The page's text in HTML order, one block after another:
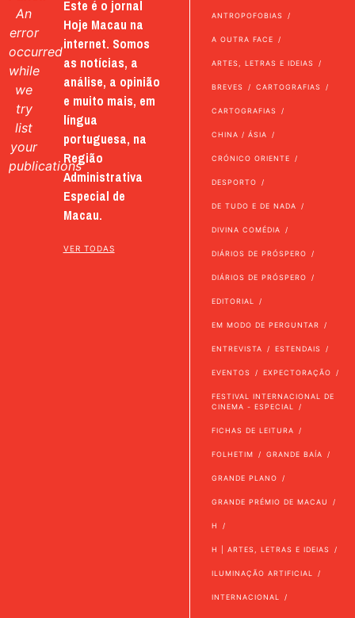
An
error
occurred
while
we
try
list
your
publications
Este é o jornal
Hoje Macau na
internet. Somos
as notícias, a
análise, a opinião
e muito mais, em
língua
portuguesa, na
Região
Administrativa
Especial de
Macau.
VER TODAS
ANTROPOFOBIAS
A OUTRA FACE
ARTES, LETRAS E IDEIAS
BREVES CARTOGRAFIAS
CARTOGRAFIAS
CHINA / ÁSIA
CRÓNICO ORIENTE
DESPORTO
DE TUDO E DE NADA
DIVINA COMÉDIA
DIÁRIOS DE PRÓSPERO
DIÁRIOS DE PRÓSPERO
EDITORIAL
EM MODO DE PERGUNTAR
ENTREVISTA ESTENDAIS
EVENTOS EXPECTORAÇÃO
FESTIVAL INTERNACIONAL DE
CINEMA - ESPECIAL
FICHAS DE LEITURA
FOLHETIM GRANDE BAÍA
GRANDE PLANO
GRANDE PRÉMIO DE MACAU
H
H | ARTES, LETRAS E IDEIAS
ILUMINAÇÃO ARTIFICIAL
INTERNACIONAL